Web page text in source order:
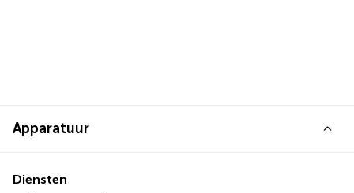
Apparatuur
Diensten